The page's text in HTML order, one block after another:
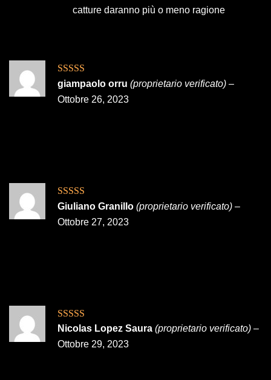
catture daranno più o meno ragione
Valutato4
su 5
giampaolo orru (proprietario verificato) –
Ottobre 26, 2023
Valutato5 su
5
Giuliano Granillo (proprietario verificato) –
Ottobre 27, 2023
Valutato5su
5
Nicolas Lopez Saura (proprietario verificato) –
Ottobre 29, 2023